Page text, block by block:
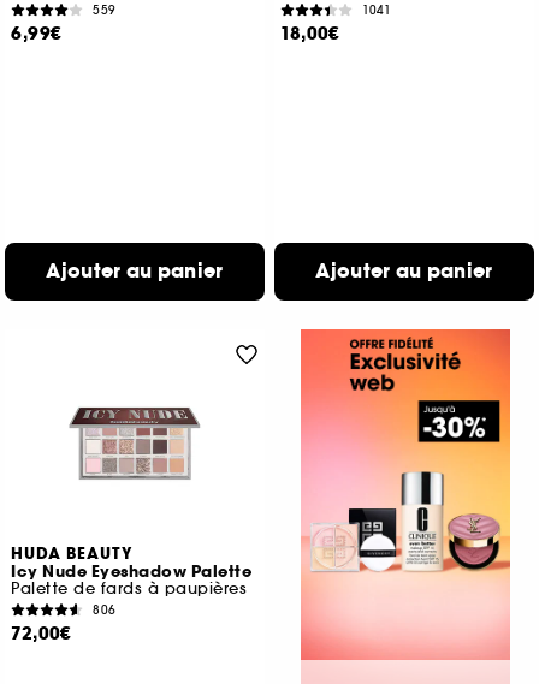
559
6,99€
Ajouter au panier
1041
18,00€
Ajouter au panier
HUDA BEAUTY
Icy Nude Eyeshadow Palette
Palette de fards à paupières
806
72,00€